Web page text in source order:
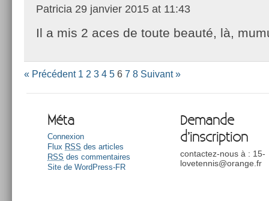
Patricia 29 janvier 2015 at 11:43
Il a mis 2 aces de toute beauté, là,
« Précédent 1 2 3 4 5 6 7 8 Suivant »
Méta
Connexion
Flux RSS des articles
RSS des commentaires
Site de WordPress-FR
Demande
d’inscription
contactez-nous à : 15-
lovetennis@orange.fr